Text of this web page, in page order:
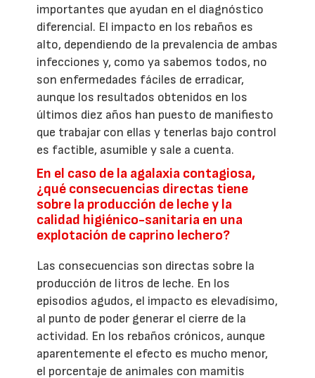
importantes que ayudan en el diagnóstico
diferencial. El impacto en los rebaños es
alto, dependiendo de la prevalencia de ambas
infecciones y, como ya sabemos todos, no
son enfermedades fáciles de erradicar,
aunque los resultados obtenidos en los
últimos diez años han puesto de manifiesto
que trabajar con ellas y tenerlas bajo control
es factible, asumible y sale a cuenta.
En el caso de la agalaxia contagiosa,
¿qué consecuencias directas tiene
sobre la producción de leche y la
calidad higiénico-sanitaria en una
explotación de caprino lechero?
Las consecuencias son directas sobre la
producción de litros de leche. En los
episodios agudos, el impacto es elevadísimo,
al punto de poder generar el cierre de la
actividad. En los rebaños crónicos, aunque
aparentemente el efecto es mucho menor,
el porcentaje de animales con mamitis